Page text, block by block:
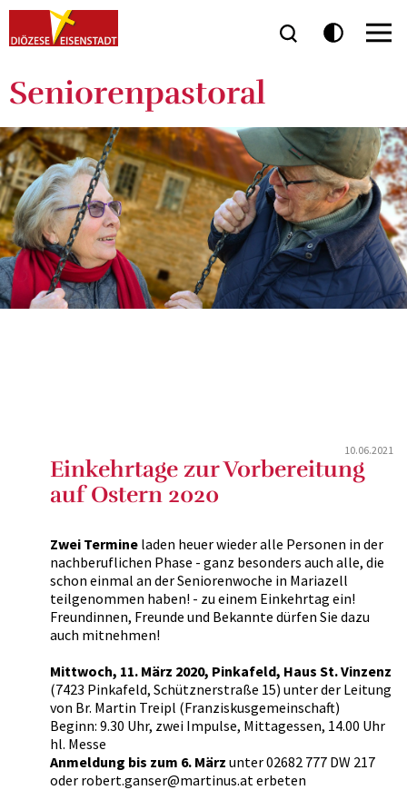
Seniorenpastoral
10.06.2021
Einkehrtage zur Vorbereitung
auf Ostern 2020
Zwei Termine laden heuer wieder alle Personen in der
nachberuflichen Phase - ganz besonders auch alle, die
schon einmal an der Seniorenwoche in Mariazell
teilgenommen haben! - zu einem Einkehrtag ein!
Freundinnen, Freunde und Bekannte dürfen Sie dazu
auch mitnehmen!
Mittwoch, 11. März 2020, Pinkafeld, Haus St. Vinzenz
(7423 Pinkafeld, Schütznerstraße 15) unter der Leitung
von Br. Martin Treipl (Franziskusgemeinschaft)
Beginn: 9.30 Uhr, zwei Impulse, Mittagessen, 14.00 Uhr
hl. Messe
Anmeldung bis zum 6. März unter 02682 777 DW 217
oder robert.ganser@martinus.at erbeten